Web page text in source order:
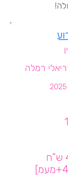
רמלה
480 ש"ח